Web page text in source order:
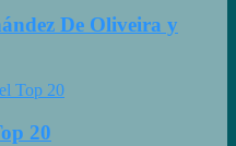
De Oliveira y
20